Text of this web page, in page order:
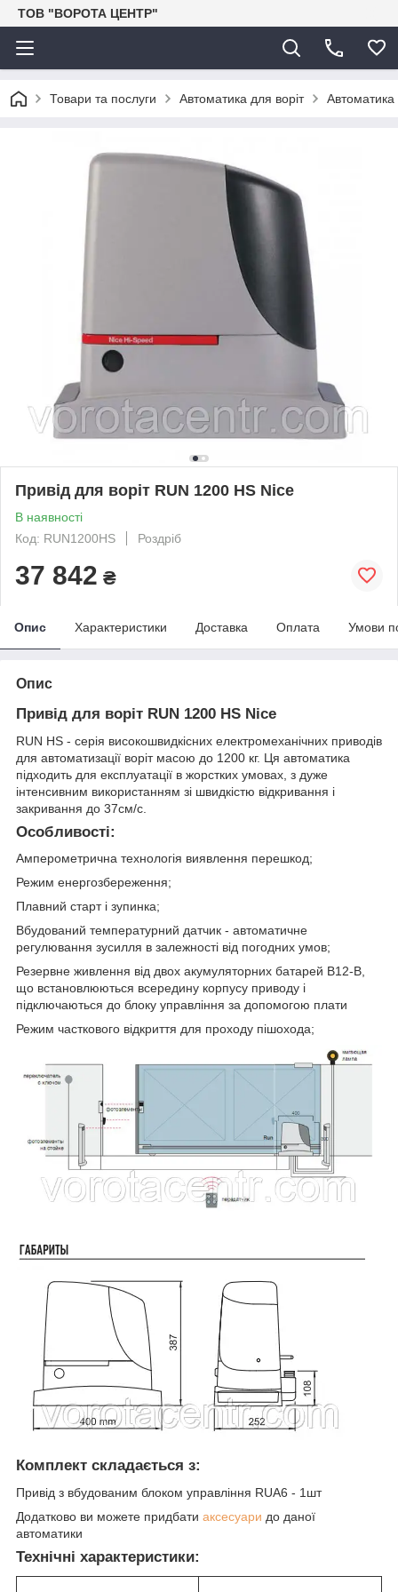
ТОВ "ВОРОТА ЦЕНТР"
Товари та послуги Автоматика для воріт Автоматика
Привід для воріт RUN 1200 HS Nice
В наявності
Код: RUN1200HS
Роздріб
37 842 ₴
Опис Характеристики Доставка Оплата Умови
Опис
Привід для воріт RUN 1200 HS Nice
RUN HS - серія високошвидкісних електромеханічних приводів
для автоматизації воріт масою до 1200 кг. Ця автоматика
підходить для експлуатації в жорстких умовах, з дуже
інтенсивним використанням зі швидкістю відкривання і
закривання до 37см/с.
Особливості:
Амперометрична технологія виявлення перешкод;
Режим енергозбереження;
Плавний старт і зупинка;
Вбудований температурний датчик - автоматичне
регулювання зусилля в залежності від погодних умов;
Резервне живлення від двох акумуляторних батарей B12-B,
що встановлюються всередину корпусу приводу і
підключаються до блоку управління за допомогою плати
Режим часткового відкриття для проходу пішохода;
Комплект складається з:
Привід з вбудованим блоком управління RUA6 - 1шт
Додатково ви можете придбати аксесуари до даної
автоматики
Технічні характеристики: